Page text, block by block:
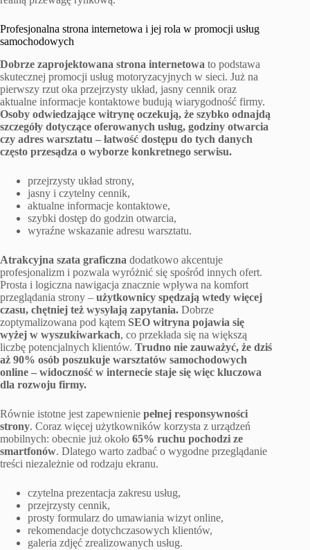
Profesjonalna strona internetowa i jej rola w promocji usług
samochodowych
Dobrze zaprojektowana strona internetowa to podstawa
skutecznej promocji usług motoryzacyjnych w sieci. Już na
pierwszy rzut oka przejrzysty układ, jasny cennik oraz
aktualne informacje kontaktowe budują wiarygodność firmy.
Osoby odwiedzające witrynę oczekują, że szybko odnajdą
szczegóły dotyczące oferowanych usług, godziny otwarcia
czy adres warsztatu – łatwość dostępu do tych danych
często przesądza o wyborze konkretnego serwisu.
przejrzysty układ strony,
jasny i czytelny cennik,
aktualne informacje kontaktowe,
szybki dostęp do godzin otwarcia,
wyraźne wskazanie adresu warsztatu.
Atrakcyjna szata graficzna dodatkowo akcentuje
profesjonalizm i pozwala wyróżnić się spośród innych ofert.
Prosta i logiczna nawigacja znacznie wpływa na komfort
przeglądania strony – użytkownicy spędzają wtedy więcej
czasu, chętniej też wysyłają zapytania. Dobrze
zoptymalizowana pod kątem SEO witryna pojawia się
wyżej w wyszukiwarkach, co przekłada się na większą
liczbę potencjalnych klientów. Trudno nie zauważyć, że dziś
aż 90% osób poszukuje warsztatów samochodowych
online – widoczność w internecie staje się więc kluczowa
dla rozwoju firmy.
Równie istotne jest zapewnienie pełnej responsywności
strony. Coraz więcej użytkowników korzysta z urządzeń
mobilnych: obecnie już około 65% ruchu pochodzi ze
smartfonów. Dlatego warto zadbać o wygodne przeglądanie
treści niezależnie od rodzaju ekranu.
czytelna prezentacja zakresu usług,
przejrzysty cennik,
prosty formularz do umawiania wizyt online,
rekomendacje dotychczasowych klientów,
galeria zdjęć zrealizowanych usług.